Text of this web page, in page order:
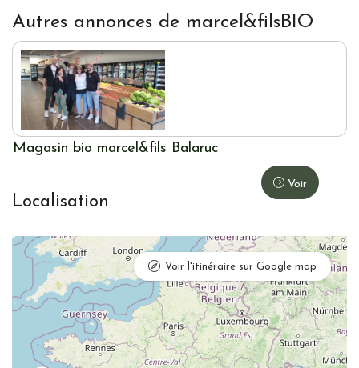
Autres annonces de marcel&filsBIO
Magasin bio marcel&fils Balaruc
Voir
Localisation
Voir l'itinéraire sur Google map